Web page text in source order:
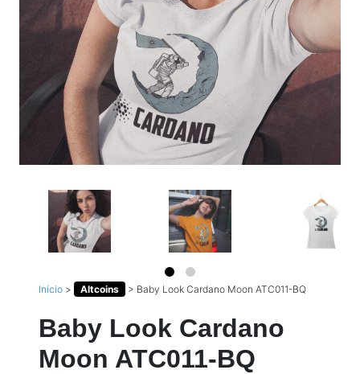
Início > Altcoins > Baby Look Cardano Moon ATC011-BQ
Baby Look Cardano
Moon ATC011-BQ